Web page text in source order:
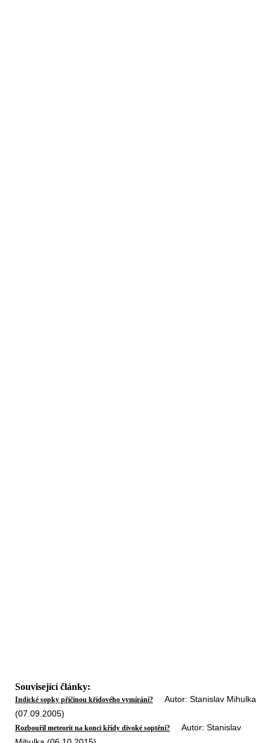
Související články:
Indické sopky příčinou křídového vymírání? Autor: Stanislav Mihulka
(07.09.2005)
Rozbouřil meteorit na konci křídy divoké soptění? Autor: Stanislav